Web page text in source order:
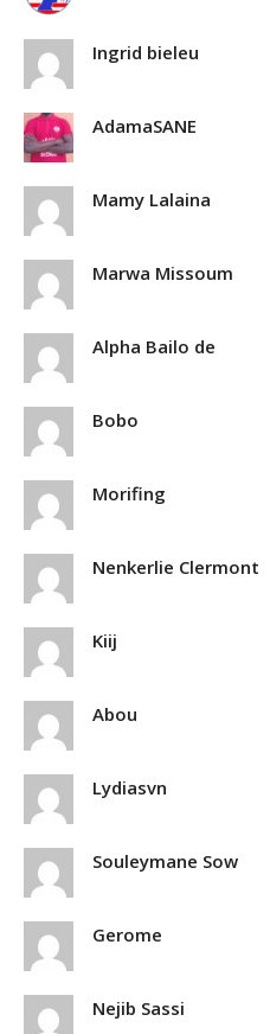
Ingrid bieleu
AdamaSANE
Mamy Lalaina
Marwa Missoum
Alpha Bailo de
Bobo
Morifing
Nenkerlie Clermont
Kiij
Abou
Lydiasvn
Souleymane Sow
Gerome
Nejib Sassi